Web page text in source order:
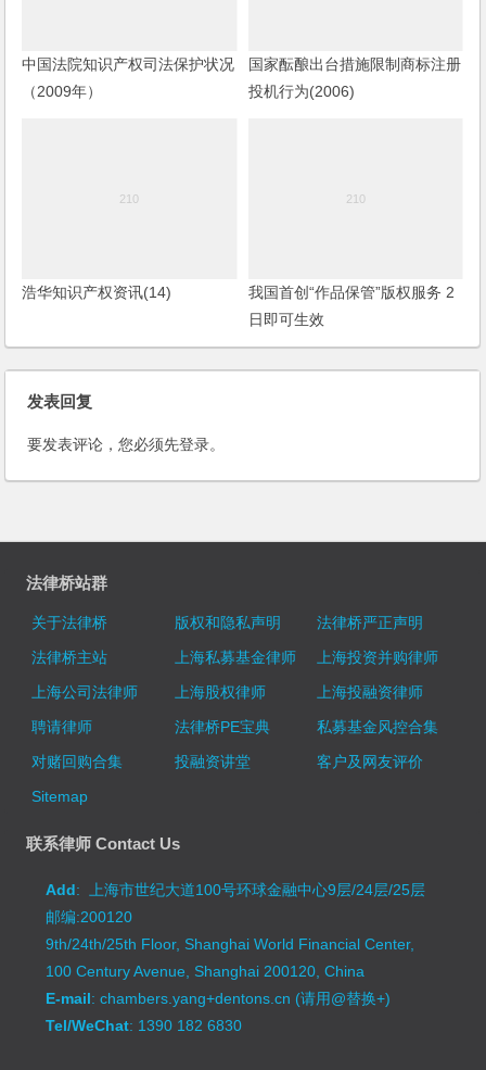
中国法院知识产权司法保护状况
（2009年）
国家酝酿出台措施限制商标注册
投机行为(2006)
浩华知识产权资讯(14)
我国首创“作品保管”版权服务 2
日即可生效
发表回复
要发表评论，您必须先登录。
法律桥站群
关于法律桥 版权和隐私声明
法律桥严正声明
法律桥主站
上海私募基金律师
上海投资并购律师
上海公司法律师
上海股权律师
上海投融资律师
聘请律师
法律桥PE宝典
私募基金风控合集
对赌回购合集
投融资讲堂
客户及网友评价
Sitemap
联系律师 Contact Us
Add: 上海市世纪大道100号环球金融中心9层/24层/25层
邮编:200120
9th/24th/25th Floor, Shanghai World Financial Center,
100 Century Avenue, Shanghai 200120, China
E-mail: chambers.yang+dentons.cn (请用@替换+)
Tel/WeChat: 1390 182 6830